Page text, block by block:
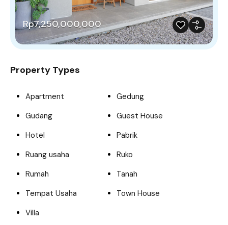
Rp7,250,000,000
Property Types
Apartment
Gedung
Gudang
Guest House
Hotel
Pabrik
Ruang usaha
Ruko
Rumah
Tanah
Tempat Usaha
Town House
Villa